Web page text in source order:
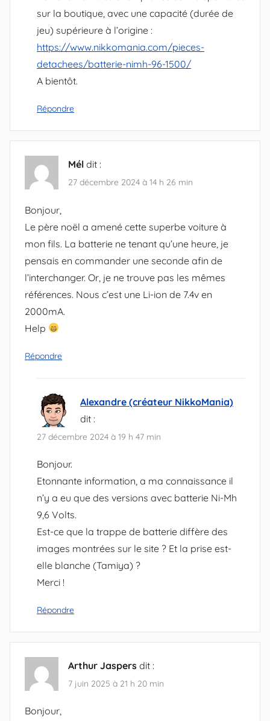
sur la boutique, avec une capacité (durée de
jeu) supérieure à l’origine :
https://www.nikkomania.com/pieces-
detachees/batterie-nimh-96-1500/
A bientôt.
Répondre
Mél dit :
27 décembre 2024 à 14 h 26 min
Bonjour,
Le père noël a amené cette superbe voiture à
mon fils. La batterie ne tenant qu’une heure, je
pensais en commander une seconde afin de
l’interchanger. Or, je ne trouve pas les mêmes
références. Nous c’est une Li-ion de 7.4v en
2000mA.
Help
Répondre
Alexandre (créateur NikkoMania)
dit :
27 décembre 2024 à 19 h 47 min
Bonjour.
Etonnante information, a ma connaissance il
n’y a eu que des versions avec batterie Ni-Mh
9,6 Volts.
Est-ce que la trappe de batterie diffère des
images montrées sur le site ? Et la prise est-
elle blanche (Tamiya) ?
Merci !
Répondre
Arthur Jaspers dit :
7 juin 2025 à 21 h 20 min
Bonjour,